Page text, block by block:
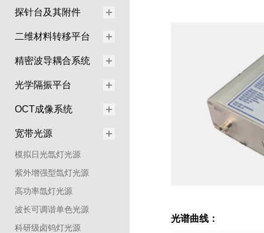
探针台及其附件
二维材料转移平台
精密波导耦合系统
光学隔振平台
OCT成像系统
宽带光源
模拟日光氙灯光源
紫外增强型氙灯光源
高功率氙灯光源
波长可调谐单色光源
科研级卤钨灯光源
光谱曲线：